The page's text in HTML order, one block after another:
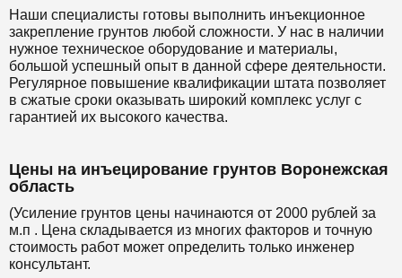
Наши специалисты готовы выполнить инъекционное
закрепление грунтов любой сложности. У нас в наличии
нужное техническое оборудование и материалы,
большой успешный опыт в данной сфере деятельности.
Регулярное повышение квалификации штата позволяет
в сжатые сроки оказывать широкий комплекс услуг с
гарантией их высокого качества.
Цены на инъецирование грунтов Воронежская
область
(Усиление грунтов цены начинаются от 2000 рублей за
м.п . Цена складывается из многих факторов и точную
стоимость работ может определить только инженер
консультант.